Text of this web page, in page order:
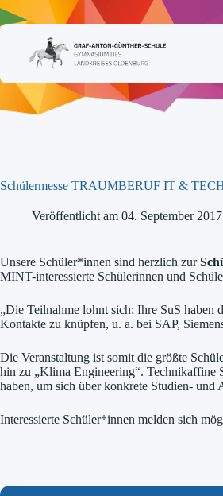
Zum
Inhalt
Schülermesse TRAUMBERUF IT &
Veröffentlicht am 04. September 2017
Unsere Schüler*innen sind herzlich zur
MINT-interessierte Schülerinnen und
„Die Teilnahme lohnt sich: Ihre SuS haben
Kontakte zu knüpfen, u. a. bei SAP,
Die Veranstaltung ist somit die größte
hin zu „Klima Engineering“. Technikaffine
haben, um sich über konkrete Studien-
Interessierte Schüler*innen melden sich